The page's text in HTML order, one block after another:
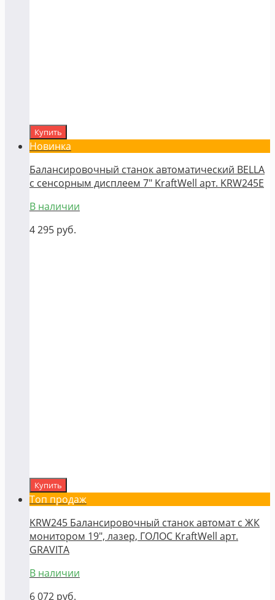
Купить
Новинка
Балансировочный станок автоматический BELLA
с сенсорным дисплеем 7" KraftWell арт. KRW245E
В наличии
4 295 руб.
Купить
Топ продаж
KRW245 Балансировочный станок автомат с ЖК
монитором 19", лазер, ГОЛОС KraftWell арт.
GRAVITA
В наличии
6 072 руб.